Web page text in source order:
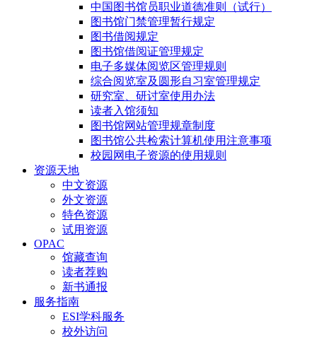
中国图书馆员职业道德准则（试行）
图书馆门禁管理暂行规定
图书借阅规定
图书馆借阅证管理规定
电子多媒体阅览区管理规则
综合阅览室及圆形自习室管理规定
研究室、研讨室使用办法
读者入馆须知
图书馆网站管理规章制度
图书馆公共检索计算机使用注意事项
校园网电子资源的使用规则
资源天地
中文资源
外文资源
特色资源
试用资源
OPAC
馆藏查询
读者荐购
新书通报
服务指南
ESI学科服务
校外访问